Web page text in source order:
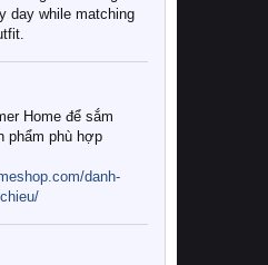
day while matching
Home để sắm
phẩm phù hợp
danh-